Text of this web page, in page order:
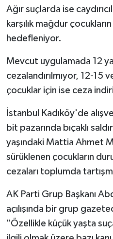
Ağır suçlarda ise
karşılık mağdur
hedefleniyor.
Mevcut uygulamada 12
cezalandırılmıyor, 12-15
çocuklar için ise ceza
İstanbul Kadıköy'de
bit pazarında bıçaklı
yaşındaki Mattia Ahmet
sürüklenen çocukların
cezaları toplumda
AK Parti Grup Başkanı
açılışında bir grup
"Özellikle küçük yaşta